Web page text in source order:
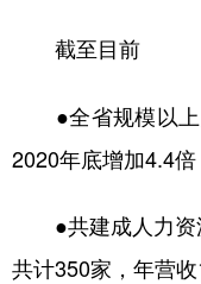
截至目前
●全省规模以上
2020年底增加4.4倍
●共建成人力资
共计350家，年营